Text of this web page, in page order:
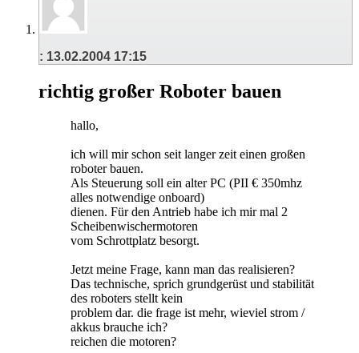
: 13.02.2004 17:15
richtig großer Roboter bauen
hallo,
ich will mir schon seit langer zeit einen großen
roboter bauen.
Als Steuerung soll ein alter PC (PII € 350mhz
alles notwendige onboard)
dienen. Für den Antrieb habe ich mir mal 2
Scheibenwischermotoren
vom Schrottplatz besorgt.
Jetzt meine Frage, kann man das realisieren?
Das technische, sprich grundgerüst und stabilität
des roboters stellt kein
problem dar. die frage ist mehr, wieviel strom /
akkus brauche ich?
reichen die motoren?